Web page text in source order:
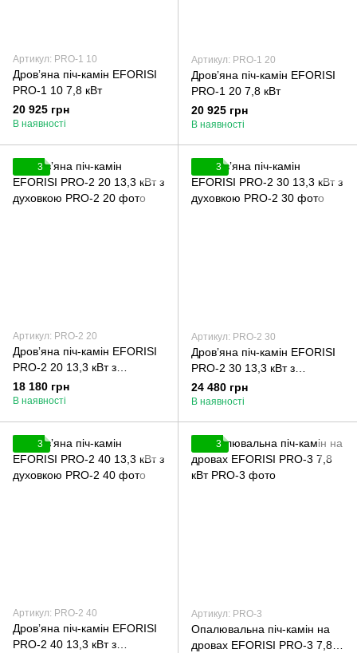
Артикул: PRO-1 10
Дровʼяна піч-камін EFORISI
PRO-1 10 7,8 кВт
20 925 грн
В наявності
Артикул: PRO-1 20
Дровʼяна піч-камін EFORISI
PRO-1 20 7,8 кВт
20 925 грн
В наявності
3
Артикул: PRO-2 20
Дровʼяна піч-камін EFORISI
PRO-2 20 13,3 кВт з
духовкою
18 180 грн
В наявності
3
Артикул: PRO-2 30
Дровʼяна піч-камін EFORISI
PRO-2 30 13,3 кВт з
духовкою
24 480 грн
В наявності
3
Артикул: PRO-2 40
Дровʼяна піч-камін EFORISI
PRO-2 40 13,3 кВт з
3
Артикул: PRO-3
Опалювальна піч-камін на
дровах EFORISI PRO-3 7,8